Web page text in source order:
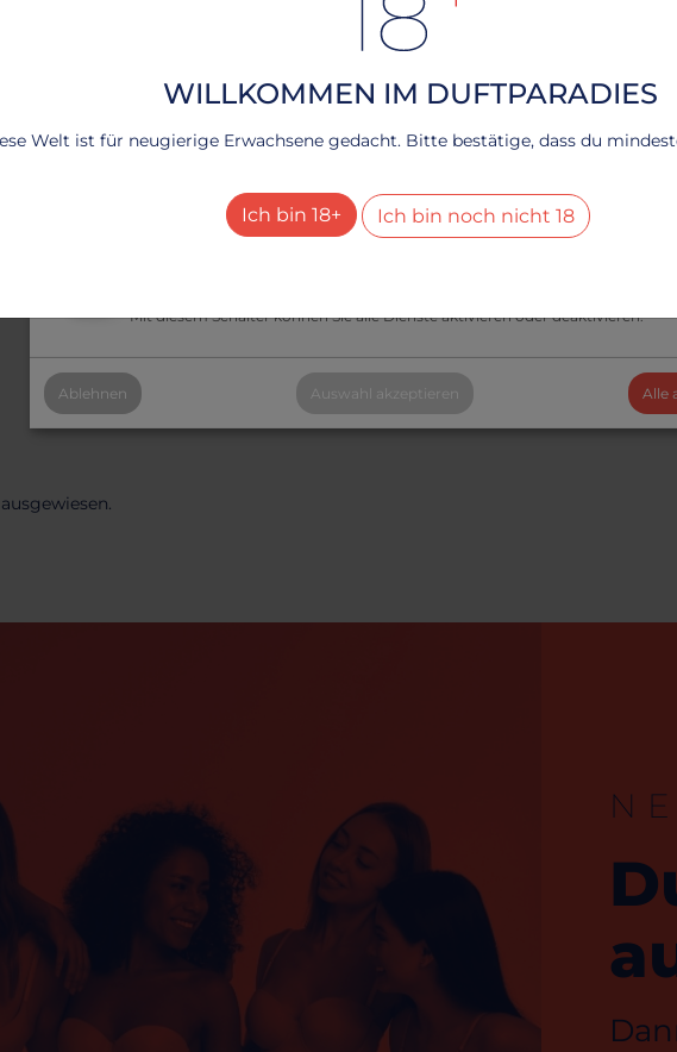
WILLKOMMEN IM DUFTPARADIES
Welt ist für neugierige Erwachsene gedacht. Bitte bestätige, dass du
Ich bin 18+ Ich bin noch nicht 18
BH
schwarzer BH
benutzerfreundliche Webseite durch köstliche Cookies!
Datenschutzerklärung
Besucher-Statistiken
Mit diesem Schalter können Sie alle Dienste aktivieren oder deaktivieren.
Ablehnen Auswahl akzeptieren Alle